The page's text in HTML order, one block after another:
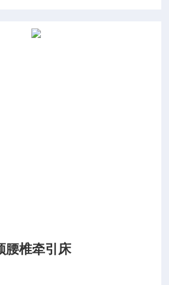
腰椎牵引床